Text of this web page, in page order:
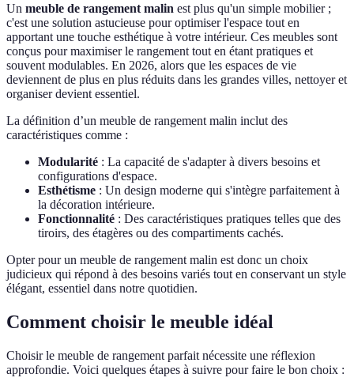
Un meuble de rangement malin est plus qu'un simple mobilier ;
c'est une solution astucieuse pour optimiser l'espace tout en
apportant une touche esthétique à votre intérieur. Ces meubles sont
conçus pour maximiser le rangement tout en étant pratiques et
souvent modulables. En 2026, alors que les espaces de vie
deviennent de plus en plus réduits dans les grandes villes, nettoyer et
organiser devient essentiel.
La définition d’un meuble de rangement malin inclut des
caractéristiques comme :
Modularité : La capacité de s'adapter à divers besoins et
configurations d'espace.
Esthétisme : Un design moderne qui s'intègre parfaitement à
la décoration intérieure.
Fonctionnalité : Des caractéristiques pratiques telles que des
tiroirs, des étagères ou des compartiments cachés.
Opter pour un meuble de rangement malin est donc un choix
judicieux qui répond à des besoins variés tout en conservant un style
élégant, essentiel dans notre quotidien.
Comment choisir le meuble idéal
Choisir le meuble de rangement parfait nécessite une réflexion
approfondie. Voici quelques étapes à suivre pour faire le bon choix :